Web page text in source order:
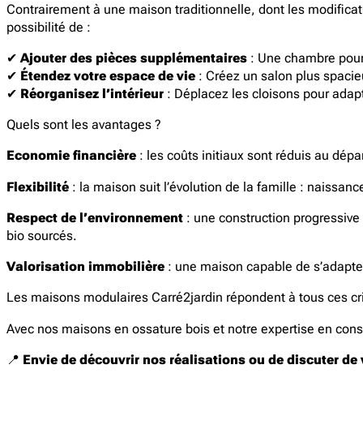
Contrairement à une maison traditionnelle, dont les
possibilité de :
✔ Ajouter des pièces supplémentaires : Une chambre
✔ Étendez votre espace de vie : Créez un salon plus
✔ Réorganisez l’intérieur : Déplacez les cloisons pour
Quels sont les avantages ?
Economie financière : les coûts initiaux sont réduis au
Flexibilité : la maison suit l’évolution de la famille :
Respect de l’environnement : une construction
bio sourcés.
Valorisation immobilière : une maison capable de
Les maisons modulaires Carré2jardin répondent à tous ces
Avec nos maisons en ossature bois et notre expertise en
📍 Envie de découvrir nos réalisations ou de discuter de